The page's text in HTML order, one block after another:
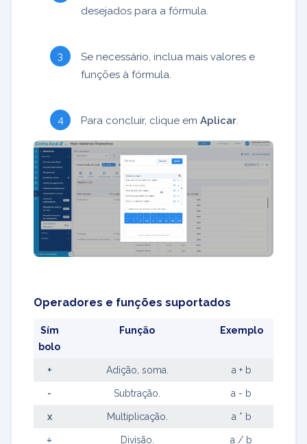
desejados para a fórmula.
Se necessário, inclua mais valores e
funções à fórmula.
Para concluir, clique em Aplicar.
Operadores e funções suportados
Sím
bolo
Função Exemplo
+ Adição, soma. a + b
- Subtração. a - b
x Multiplicação. a * b
÷ Divisão. a / b